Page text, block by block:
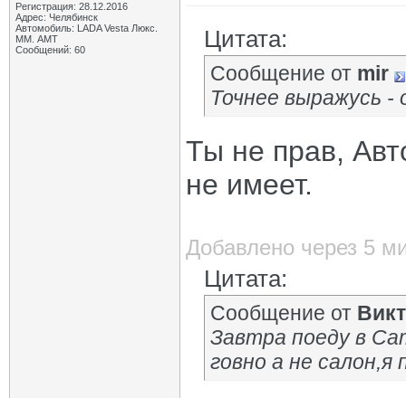
Регистрация: 28.12.2016
Адрес: Челябинск
Автомобиль: LADA Vesta Люкс.
ММ. АМТ
Сообщений: 60
Цитата:
Сообщение от mir
Точнее выражусь -
Ты не прав,
не имеет.
Добавлено через 5
Цитата:
Сообщение от
Завтра поеду в
говно а не салон,я